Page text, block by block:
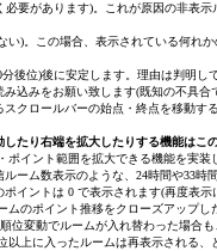
要があります)。これが原因の非表
い)。この場合、表示されている何れ
後位)後に安定します。理由は判明
込みをお願い致します(既知の不具合
スクロールバーの始点・終点を移動す
たり右端を拡大したりする機能はこ
ポイント範囲を拡大できる機能を実
ーム数表示のような、24時間や33
イントは 0 で表示されます(再度表示
のポイント推移をクローズアップ
位変動でルームが入れ替わった場合
上に入ったルームは再表示される